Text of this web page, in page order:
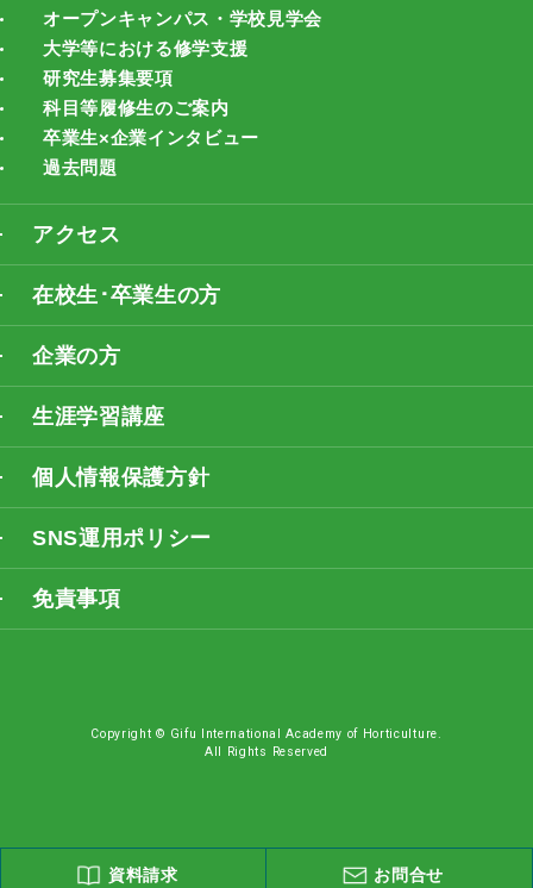
オープンキャンパス・学校見学会
大学等における修学支援
研究生募集要項
科目等履修生のご案内
卒業生×企業インタビュー
過去問題
アクセス
在校生･卒業生の方
企業の方
生涯学習講座
個人情報保護方針
SNS運用ポリシー
免責事項
Copyright © Gifu International Academy of Horticulture.
All Rights Reserved
資料請求 お問合せ